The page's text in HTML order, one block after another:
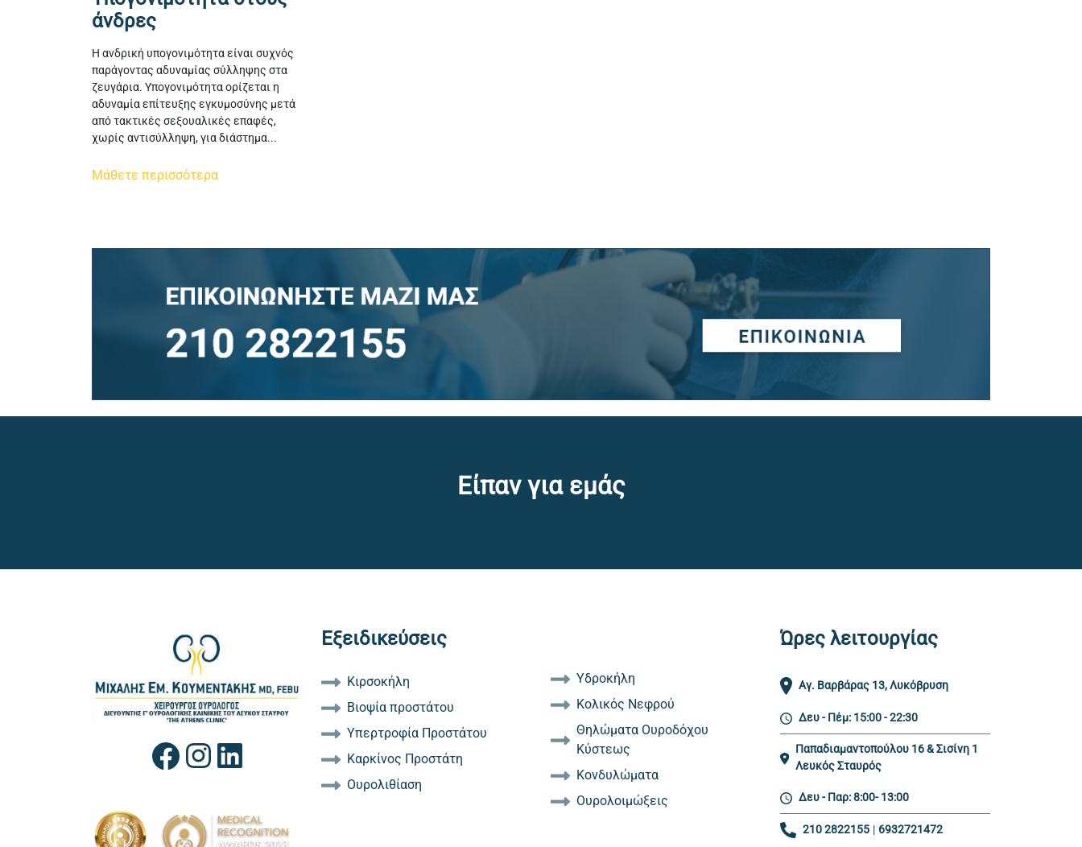
άνδρες
Η ανδρική υπογονιμότητα είναι συχνός
παράγοντας αδυναμίας σύλληψης στα
ζευγάρια. Υπογονιμότητα ορίζεται η
αδυναμία επίτευξης εγκυμοσύνης μετά
από τακτικές σεξουαλικές επαφές,
χωρίς αντισύλληψη, για διάστημα...
Μάθετε περισσότερα
Είπαν για εμάς
Εξειδικεύσεις
Κιρσοκήλη
Βιοψία προστάτου
Yπερτροφία Προστάτου
Καρκίνος Προστάτη
Oυρολιθίαση
Υδροκήλη
Κολικός Νεφρού
Θηλώματα Ουροδόχου
Κύστεως
Κονδυλώματα
Ουρολοιμώξεις
Ώρες λειτουργίας
Αγ. Βαρβάρας 13, Λυκόβρυση
Δευ - Πέμ: 15:00 - 22:30
Παπαδιαμαντοπούλου 16 & Σισίνη 1
Λευκός Σταυρός
Δευ - Παρ: 8:00- 13:00
210 2822155 | 6932721472